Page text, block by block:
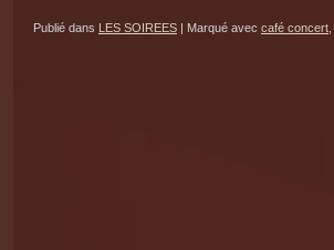
Publié dans LES SOIREES | Marqué avec café concert